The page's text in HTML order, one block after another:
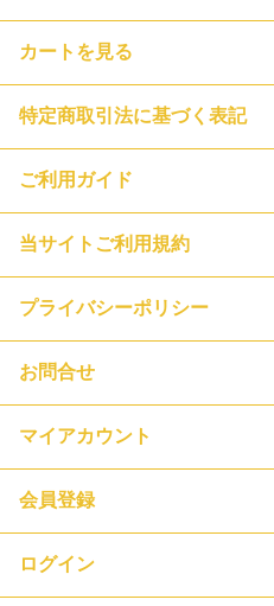
カートを見る
特定商取引法に基づく表記
ご利用ガイド
当サイトご利用規約
プライバシーポリシー
お問合せ
マイアカウント
会員登録
ログイン